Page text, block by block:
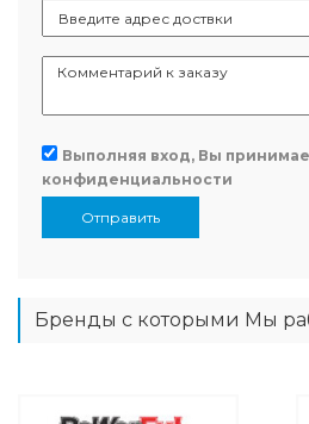
Выполняя вход, Вы
конфиденциальности
Отправить
Бренды с которыми Мы